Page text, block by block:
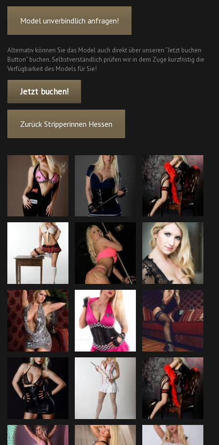
Model unverbindlich anfragen!
Alternativ können Sie das Model auch direkt über unseren “Jetzt buchen
Button” buchen. Selbstverständlich prüfen wir in dem Zuge kurzfristig die
Verfügbarkeit des Models für Sie!
Jetzt buchen!
Zurück Stripperinnen Hessen